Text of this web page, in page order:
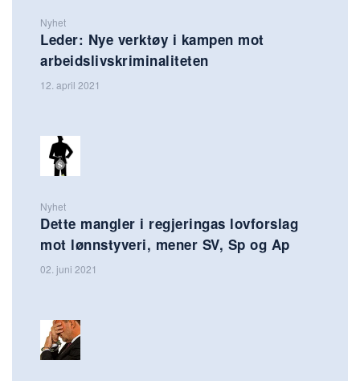
Nyhet
Leder: Nye verktøy i kampen mot
arbeidslivskriminaliteten
12. april 2021
Nyhet
Dette mangler i regjeringas lovforslag
mot lønnstyveri, mener SV, Sp og Ap
02. juni 2021